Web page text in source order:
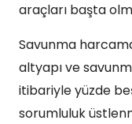
araçları başta
Savunma
altyapı ve
itibariyle yüzde
sorumluluk